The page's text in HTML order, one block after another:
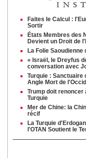
Faites le Calcul :
Sortir
États Membres des
Devient un Droit de
La Folie Saoudienne
« Israël, le Dreyfus
conversation avec
Turquie : Sanctuaire
Angle Mort de
Trump doit renoncer
Turquie
Mer de Chine: la
récif
La Turquie
l'OTAN Soutient le